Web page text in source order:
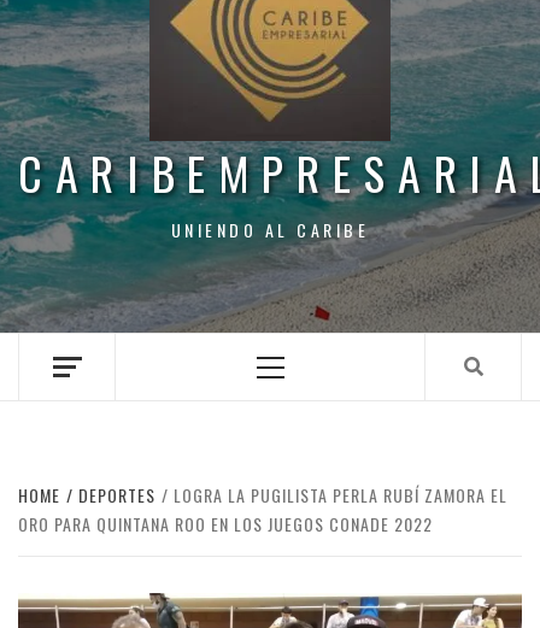
UNIENDO AL CARIBE
Menu
HOME DEPORTES
LOGRA LA PUGILISTA PERLA RUBÍ ZAMORA EL
ORO PARA QUINTANA ROO EN LOS JUEGOS CONADE 2022